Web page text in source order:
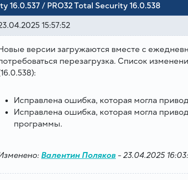
16.0.537 / PRO32 Total Security 16.0.538
15:57:52
версии загружаются вместе с
перезагрузка. Список
Исправлена ошибка, которая могла
Исправлена ошибка, которая могла
программы.
Валентин Поляков-23.04.2025